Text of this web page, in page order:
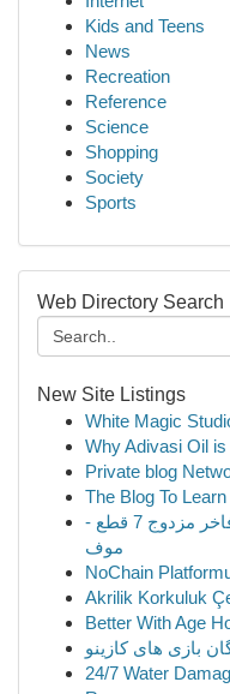
Kids and Teens
News
Recreation
Reference
Science
Shopping
Society
Sports
Web Directory Search
New Site Listings
White Magic
Why Adivasi Oil
Private blog
The Blog To
مفرش سرير صيفي كوثر جاكار فاخر مزدوج 7 قطع -
موف
NoChain
Akrilik Korkuluk
Better With Age
بازی های کازینو
24/7 Water